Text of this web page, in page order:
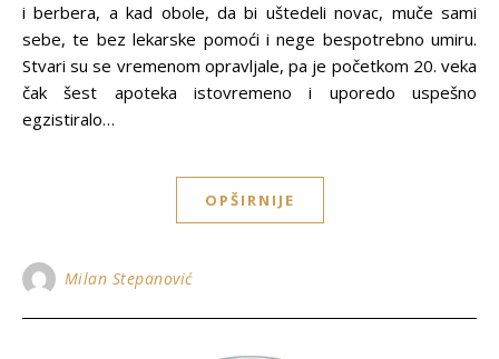
i berbera, a kad obole, da bi uštedeli novac, muče sami
sebe, te bez lekarske pomoći i nege bespotrebno umiru.
Stvari su se vremenom opravljale, pa je početkom 20. veka
čak šest apoteka istovremeno i uporedo uspešno
egzistiralo…
OPŠIRNIJE
Milan Stepanović